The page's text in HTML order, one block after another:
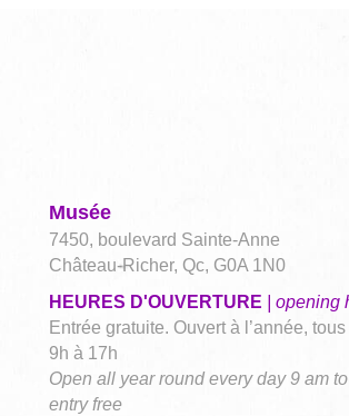
Musée
7450, boulevard Sainte-Anne
Château-Richer, Qc, G0A 1N0
HEURES D'OUVERTURE | opening
Entrée gratuite. Ouvert à l’année,
9h à 17h
Open all year round every day 9 am
entry free